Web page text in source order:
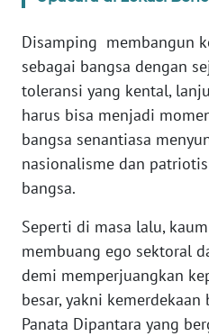
Disamping membangun
sebagai bangsa dengan
toleransi yang kental,
harus bisa menjadi
bangsa senantiasa
nasionalisme dan
bangsa.
Seperti di masa lalu,
membuang ego sektoral
demi memperjuangkan
besar, yakni
Panata Dipantara yang
Wahana
News
WN
SUMUT
WN
WN
JABAR
WN